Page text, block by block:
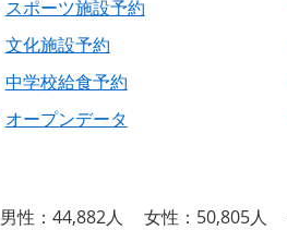
スポーツ施設予約
文化施設予約
中学校給食予約
オープンデータ
男性： 44,882人 女性： 50,805人